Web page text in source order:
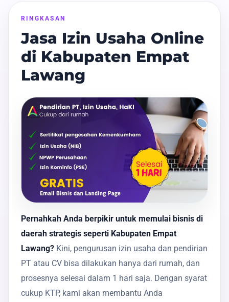
RINGKASAN
Jasa Izin Usaha Online
di Kabupaten Empat
Lawang
Pernahkah Anda berpikir untuk memulai bisnis di
daerah strategis seperti Kabupaten Empat
Lawang? Kini, pengurusan izin usaha dan pendirian
PT atau CV bisa dilakukan hanya dari rumah, dan
prosesnya selesai dalam 1 hari saja. Dengan syarat
cukup KTP, kami akan membantu Anda